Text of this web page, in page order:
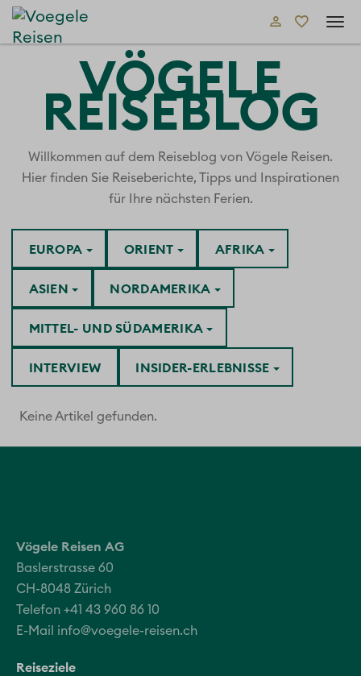
VÖGELE
REISEBLOG
Willkommen auf dem Reiseblog von Vögele Reisen.
Hier finden Sie Reiseberichte, Tipps und Inspirationen
für Ihre nächsten Ferien.
AFRIKA
ASIEN
EUROPA
INSIDER-ERLEBNISSE
INTERVIEW
MITTEL- UND SÜDAMERIKA
NORDAMERIKA
ORIENT
Keine Artikel gefunden.
Vögele Reisen AG
Baslerstrasse 60
CH-8048 Zürich
Telefon +41 43 960 86 10
E-Mail info@voegele-reisen.ch
Reiseziele